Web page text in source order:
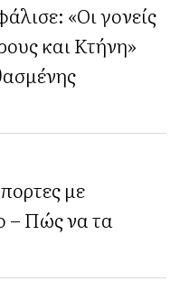
«Οι γονείς
και Κτήνη»
με
– Πώς να τα